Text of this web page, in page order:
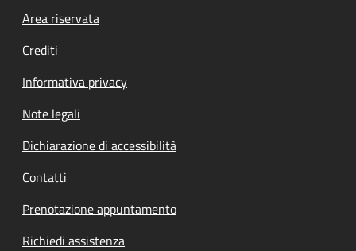
Footer menu
Area riservata
Crediti
Informativa privacy
Note legali
Dichiarazione di accessibilità
Contatti
Prenotazione appuntamento
Richiedi assistenza